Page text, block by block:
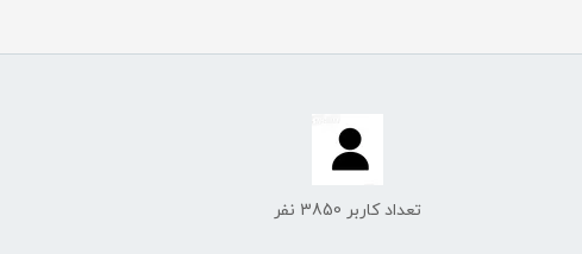
تعداد کاربر 3850 نفر